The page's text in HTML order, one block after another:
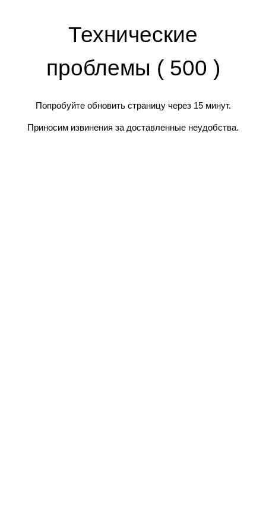
Технические
проблемы ( 500 )
Попробуйте обновить страницу через 15 минут.
Приносим извинения за доставленные неудобства.